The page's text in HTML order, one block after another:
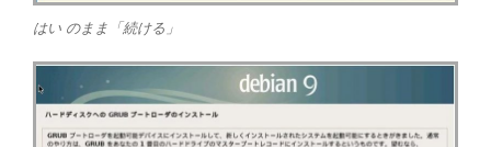
はい のまま「続ける」